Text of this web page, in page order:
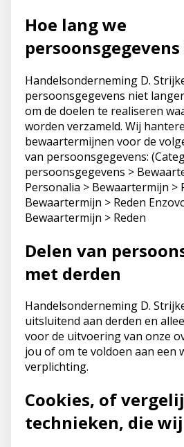
Hoe lang we
Handelsonderneming D.
persoonsgegevens niet
om de doelen te realiseren
worden verzameld. Wij
bewaartermijnen voor de
van persoonsgegevens:
persoonsgegevens >
Personalia > Bewaartermijn >
Bewaartermijn > Reden
Bewaartermijn > Reden
Delen van
met derden
Handelsonderneming D.
uitsluitend aan derden en
voor de uitvoering van onze
jou of om te voldoen aan een
verplichting.
Cookies, of
technieken, die